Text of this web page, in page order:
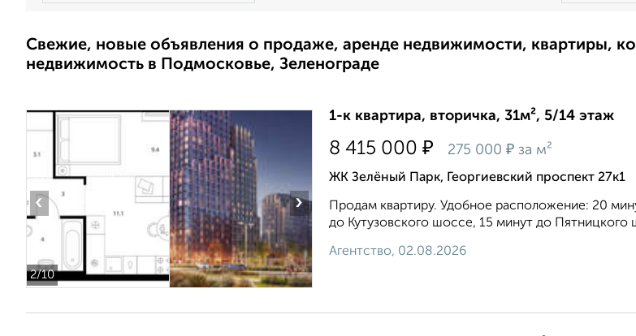
Свежие, новые объявления о продаже, аренде недвижимости, квартиры,
недвижимость в Подмосковье, Зеленограде
2/10
‹ ›
1-к квартира, вторичка, 31м², 5/14 этаж
8 415 000 ₽ 275 000 ₽ за м²
ЖК Зелёный Парк, Георгиевский проспект 27к1
Продам квартиру. Удобное расположение: 20
до Кутузовского шоссе, 15 минут до
Агентство, 02.08.2026